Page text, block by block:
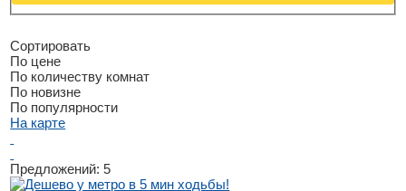
Сортировать
По цене
По количеству комнат
По новизне
По популярности
На карте
Предложений: 5